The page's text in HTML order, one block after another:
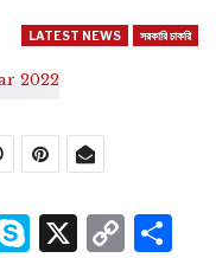
LATEST NEWS সরকারি চাকরি
Skype
X